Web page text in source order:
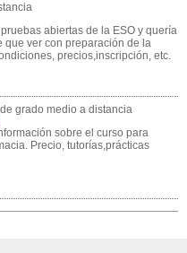
abiertas de la ESO y quería
que ver con preparación de la
precios,inscripción, etc.
grado medio a distancia
sobre el curso para
Precio, tutorías,prácticas